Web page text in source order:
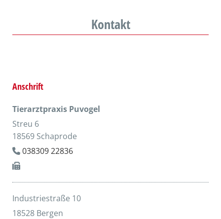
Kontakt
Anschrift
Tierarztpraxis Puvogel
Streu 6
18569 Schaprode
 038309 22836

Industriestraße 10
18528 Bergen